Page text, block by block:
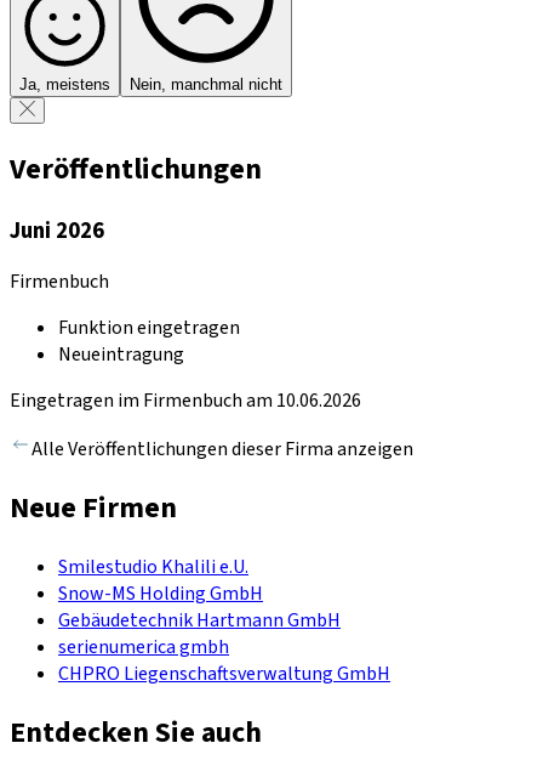
Ja, meistens Nein, manchmal nicht
Veröffentlichungen
Juni 2026
Firmenbuch
Funktion eingetragen
Neueintragung
Eingetragen im Firmenbuch am 10.06.2026
Alle Veröffentlichungen dieser Firma anzeigen
Neue Firmen
Smilestudio Khalili e.U.
Snow-MS Holding GmbH
Gebäudetechnik Hartmann GmbH
serienumerica gmbh
CHPRO Liegenschaftsverwaltung GmbH
Entdecken Sie auch